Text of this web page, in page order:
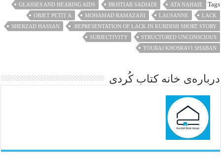
Tags
ATA NAHAIE
BKHTIAR SADJADI
GLASSES AND HEARING AIDS
LACK
LAUSANNE
MOHAMAD RAMAZANI
OBJET PETIT A
REPRESENTATION OF LACK IN KURDISH SHORT STORY:
SHERZAD HASSAN
STRUCTURED UNCONSCIOUS
SUBJECTIVITY
TOURAJ KHOSRAVI SHABAN
درباره‌ی خانه کتاب کُردی